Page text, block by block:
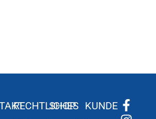
RECHTLICHES
SHOP KUNDE